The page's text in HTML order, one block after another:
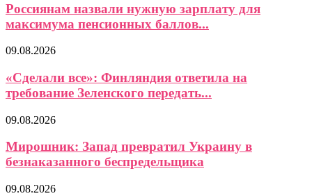
Россиянам назвали нужную зарплату для
максимума пенсионных баллов...
09.08.2026
«Сделали все»: Финляндия ответила на
требование Зеленского передать...
09.08.2026
Мирошник: Запад превратил Украину в
безнаказанного беспредельщика
09.08.2026